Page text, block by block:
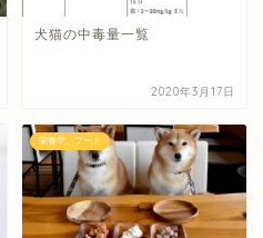
犬猫の中毒量一覧
2020年3月17日
栄養学、フード